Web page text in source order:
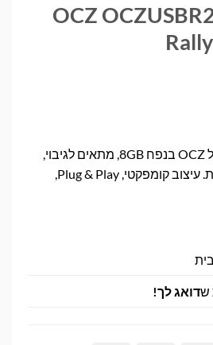
OCZ
כונן USB מהיר ואמין של OCZ בנפח 8GB, מתאים לגיבוי,
גמישות ונשיאה יומיומית. עיצוב קומפקטי, Plug & Play,
שדואג לך!